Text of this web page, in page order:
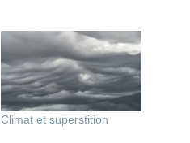
Climat et superstition